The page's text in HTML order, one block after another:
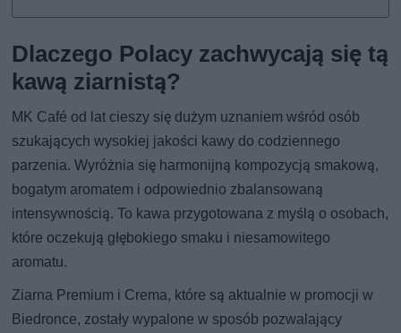
Dlaczego Polacy zachwycają się tą
kawą ziarnistą?
MK Café od lat cieszy się dużym uznaniem wśród osób
szukających wysokiej jakości kawy do codziennego
parzenia. Wyróżnia się harmonijną kompozycją smakową,
bogatym aromatem i odpowiednio zbalansowaną
intensywnością. To kawa przygotowana z myślą o osobach,
które oczekują głębokiego smaku i niesamowitego
aromatu.
Ziarna Premium i Crema, które są aktualnie w promocji w
Biedronce, zostały wypalone w sposób pozwalający